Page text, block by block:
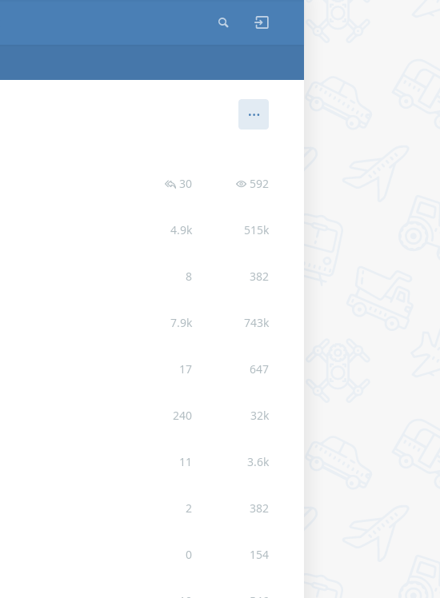
30 592
4.9k 515k
8 382
7.9k 743k
17 647
240 32k
11 3.6k
2 382
0 154